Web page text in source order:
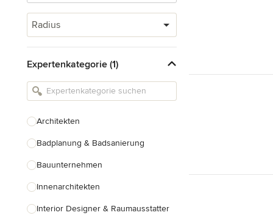
Radius
Expertenkategorie (1)
Architekten
Badplanung & Badsanierung
Bauunternehmen
Innenarchitekten
Interior Designer & Raumausstatter